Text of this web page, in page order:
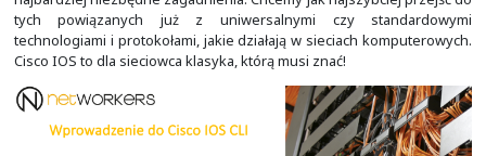
Celem tego modułu jest zapoznanie uczestników z
w Cisco IOS CLI. Przechodzimy tutaj dość
najbardziej niezbędne zagadnienia. Chcemy jak
tych powiązanych już z uniwersalnymi czy
technologiami i protokołami, jakie działają w sieciach
Cisco IOS to dla sieciowca klasyka, którą musi znać!